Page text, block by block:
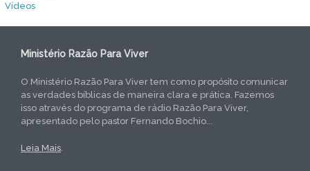
Vídeos
Ministério Razão Para Viver
O Ministério Razão Para Viver tem como propósito comunicar
as verdades bíblicas de maneira clara e prática. Fazemos
isso através do programa de rádio Razão Para Viver,
apresentado pelo pastor Fernando Bochio...
Leia Mais